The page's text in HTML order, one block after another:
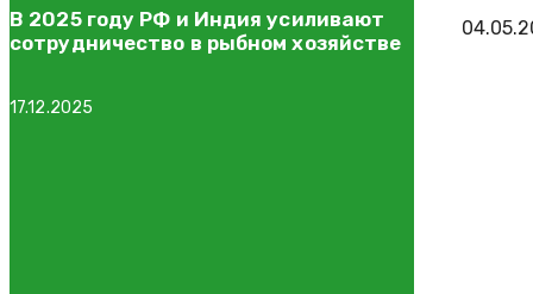
В 2025 году РФ и Индия усиливают
сотрудничество в рыбном хозяйстве
17.12.2025